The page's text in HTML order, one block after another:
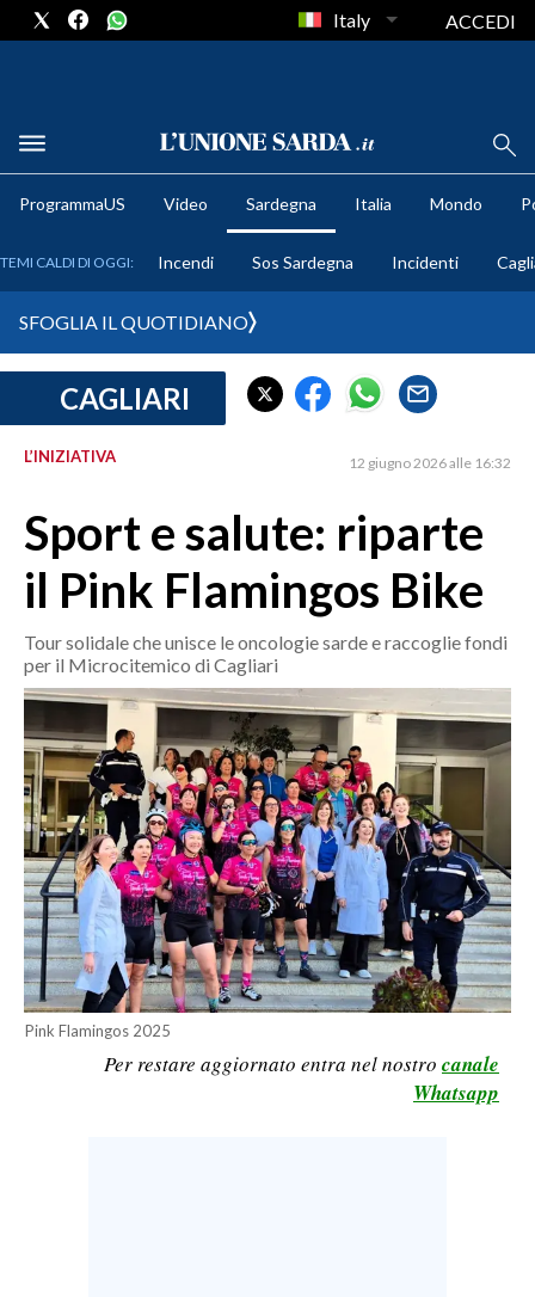
METEO
CRONACA SARDEGNA
MEDIO CAMPIDANO
ORISTANO E PROVINCIA
GALLURA
NUORO E PROVINCIA
OGLIASTRA
AGENDA
CRONACA
ITALIA
MONDO
POLITICA
ECONOMIA
SERVIZI ALLE IMPRESE
Italy ACCEDI
ProgrammaUS Video Sardegna Italia Mondo
TEMI CALDI DI OGGI: Incendi Sos Sardegna Incidenti
SFOGLIA IL QUOTIDIANO
CAGLIARI
L’INIZIATIVA 12 giugno 2026 alle 16:32
Sport e salute: riparte
il Pink Flamingos Bike
Tour solidale che unisce le oncologie sarde e raccoglie fondi
per il Microcitemico di Cagliari
Pink Flamingos 2025
Per restare aggiornato entra nel nostro canale
Whatsapp